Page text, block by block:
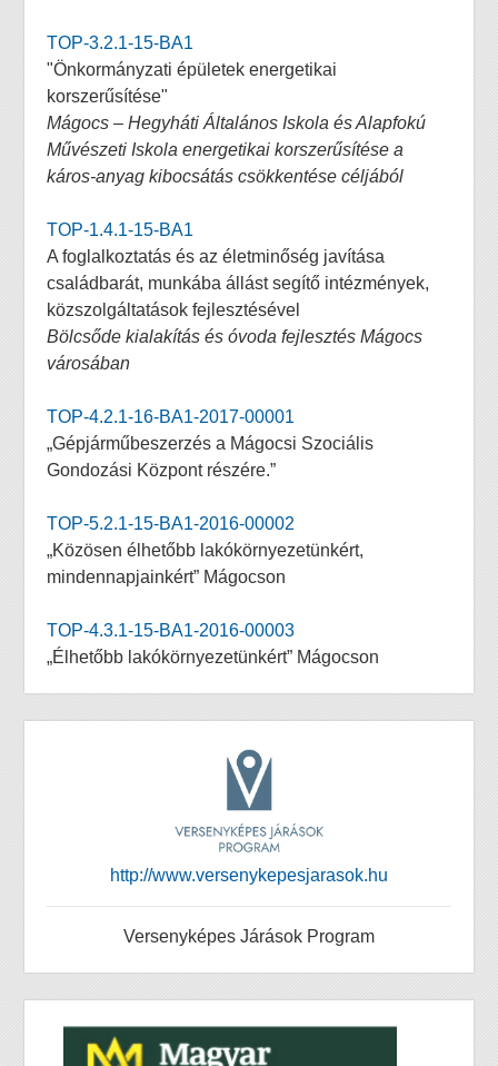
TOP-3.2.1-15-BA1
"Önkormányzati épületek energetikai
korszerűsítése"
Mágocs – Hegyháti Általános Iskola és Alapfokú
Művészeti Iskola energetikai korszerűsítése a
káros-anyag kibocsátás csökkentése céljából
TOP-1.4.1-15-BA1
A foglalkoztatás és az életminőség javítása
családbarát, munkába állást segítő intézmények,
közszolgáltatások fejlesztésével
Bölcsőde kialakítás és óvoda fejlesztés Mágocs
városában
TOP-4.2.1-16-BA1-2017-00001
„Gépjárműbeszerzés a Mágocsi Szociális
Gondozási Központ részére.”
TOP-5.2.1-15-BA1-2016-00002
„Közösen élhetőbb lakókörnyezetünkért,
mindennapjainkért” Mágocson
TOP-4.3.1-15-BA1-2016-00003
„Élhetőbb lakókörnyezetünkért” Mágocson
http://www.versenykepesjarasok.hu
Versenyképes Járások Program